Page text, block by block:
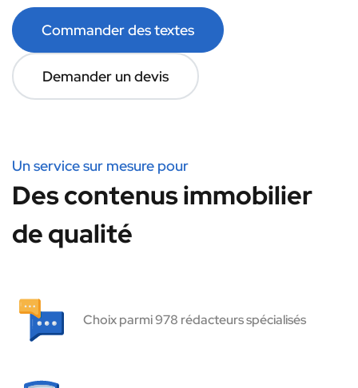
Commander des textes
Demander un devis
Un service sur mesure pour
Des contenus immobilier
de qualité
Choix parmi 978 rédacteurs spécialisés